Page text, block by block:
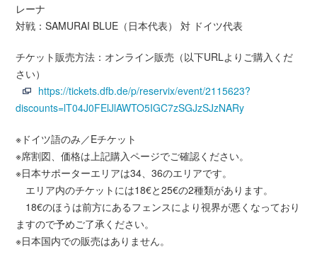
レーナ
対戦：SAMURAI BLUE（日本代表） 対 ドイツ代表
チケット販売方法：オンライン販売（以下URLよりご購入くだ
さい）
https://tickets.dfb.de/p/reservix/event/2115623?
discounts=lT04J0FElJlAWTO5IGC7zSGJzSJzNARy
※ドイツ語のみ／Eチケット
※席割図、価格は上記購入ページでご確認ください。
※日本サポーターエリアは34、36のエリアです。
エリア内のチケットには18€と25€の2種類があります。
18€のほうは前方にあるフェンスにより視界が悪くなっており
ますので予めご了承ください。
※日本国内での販売はありません。